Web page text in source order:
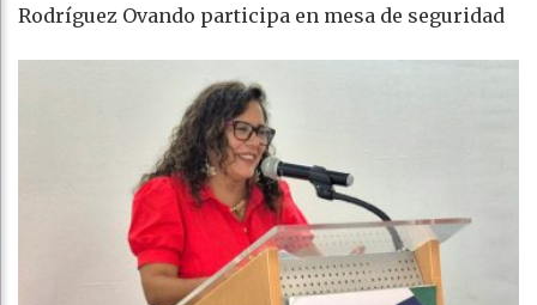
Rodríguez Ovando participa en mesa de seguridad